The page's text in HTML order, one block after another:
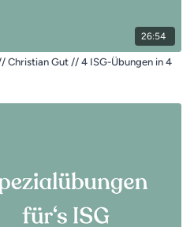
26:54
Christian Gut // 4 ISG-Übungen in 4